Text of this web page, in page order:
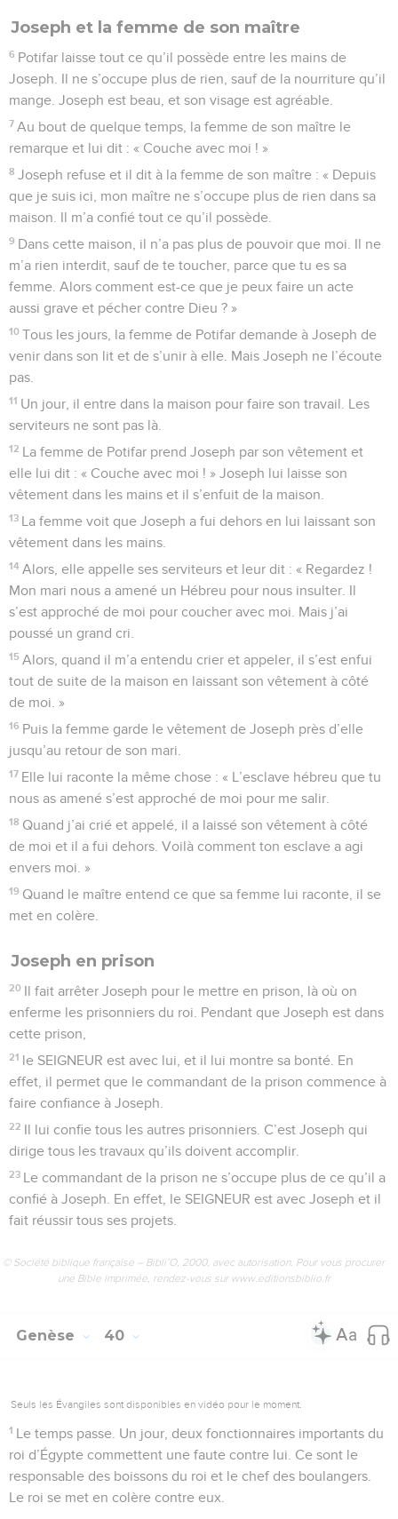
Joseph et la femme de son maître
6 Potifar laisse tout ce qu’il possède entre les mains de
Joseph. Il ne s’occupe plus de rien, sauf de la nourriture qu’il
mange. Joseph est beau, et son visage est agréable.
7 Au bout de quelque temps, la femme de son maître le
remarque et lui dit : « Couche avec moi ! »
8 Joseph refuse et il dit à la femme de son maître : « Depuis
que je suis ici, mon maître ne s’occupe plus de rien dans sa
maison. Il m’a confié tout ce qu’il possède.
9 Dans cette maison, il n’a pas plus de pouvoir que moi. Il ne
m’a rien interdit, sauf de te toucher, parce que tu es sa
femme. Alors comment est-ce que je peux faire un acte
aussi grave et pécher contre Dieu ? »
10 Tous les jours, la femme de Potifar demande à Joseph de
venir dans son lit et de s’unir à elle. Mais Joseph ne l’écoute
pas.
11 Un jour, il entre dans la maison pour faire son travail. Les
serviteurs ne sont pas là.
12 La femme de Potifar prend Joseph par son vêtement et
elle lui dit : « Couche avec moi ! » Joseph lui laisse son
vêtement dans les mains et il s’enfuit de la maison.
13 La femme voit que Joseph a fui dehors en lui laissant son
vêtement dans les mains.
14 Alors, elle appelle ses serviteurs et leur dit : « Regardez !
Mon mari nous a amené un Hébreu pour nous insulter. Il
s’est approché de moi pour coucher avec moi. Mais j’ai
poussé un grand cri.
15 Alors, quand il m’a entendu crier et appeler, il s’est enfui
tout de suite de la maison en laissant son vêtement à côté
de moi. »
16 Puis la femme garde le vêtement de Joseph près d’elle
jusqu’au retour de son mari.
17 Elle lui raconte la même chose : « L’esclave hébreu que tu
nous as amené s’est approché de moi pour me salir.
18 Quand j’ai crié et appelé, il a laissé son vêtement à côté
de moi et il a fui dehors. Voilà comment ton esclave a agi
envers moi. »
19 Quand le maître entend ce que sa femme lui raconte, il se
met en colère.
Joseph en prison
20 Il fait arrêter Joseph pour le mettre en prison, là où on
enferme les prisonniers du roi. Pendant que Joseph est dans
cette prison,
21 le SEIGNEUR est avec lui, et il lui montre sa bonté. En
effet, il permet que le commandant de la prison commence à
faire confiance à Joseph.
22 Il lui confie tous les autres prisonniers. C’est Joseph qui
dirige tous les travaux qu’ils doivent accomplir.
23 Le commandant de la prison ne s’occupe plus de ce qu’il a
confié à Joseph. En effet, le SEIGNEUR est avec Joseph et il
fait réussir tous ses projets.
© Société biblique française – Bibli’O, 2000, avec autorisation. Pour vous procurer
une Bible imprimée, rendez-vous sur www.editionsbiblio.fr
Genèse 40
Seuls les Évangiles sont disponibles en vidéo pour le moment.
1 Le temps passe. Un jour, deux fonctionnaires importants du
roi d’Égypte commettent une faute contre lui. Ce sont le
responsable des boissons du roi et le chef des boulangers.
Le roi se met en colère contre eux.